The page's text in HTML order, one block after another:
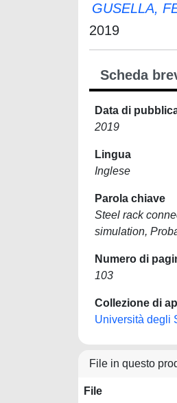
GUSELLA,
2019
Scheda
Data di
2019
Lingua
Inglese
Parola chiave
Steel rack
simulation,
Numero di
103
Collezione di
Università degli
File in questo
File